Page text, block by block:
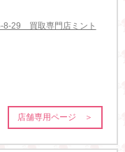
8-29 買取専門店ミント
店舗専用ページ ＞